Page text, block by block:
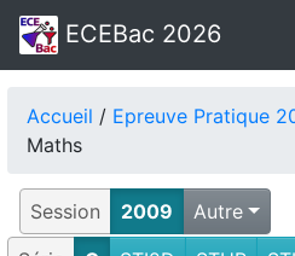
ECEBac 2026
Accueil / Epreuve Pratique
Maths
Session 2009
Autre